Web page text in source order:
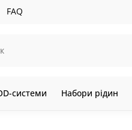
FAQ
системи Набори рідин